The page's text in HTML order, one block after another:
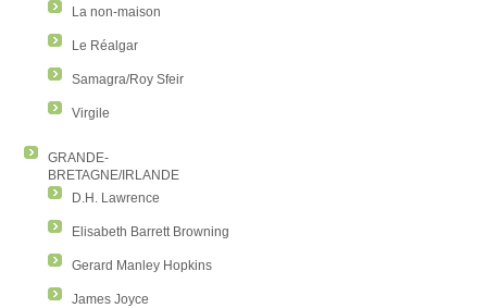
La non-maison
Le Réalgar
Samagra/Roy Sfeir
Virgile
GRANDE-
BRETAGNE/IRLANDE
D.H. Lawrence
Elisabeth Barrett Browning
Gerard Manley Hopkins
James Joyce